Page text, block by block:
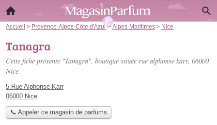
Accueil > Provence-Alpes-Côte d'Azur>Alpes-Maritimes > Nice
Tanagra
Cette fiche présente "Tanagra", boutique située rue alphonse karr, 06000
Nice.
5 Rue Alphonse Karr
06000 Nice
📞 Appeler ce magasin de parfums